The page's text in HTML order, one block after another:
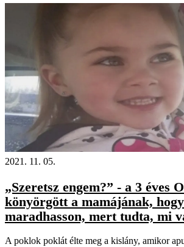
2021. 11. 05.
„Szeretsz engem?” - a 3 éves
könyörgött a mamájának,
maradhasson, mert tudta, mi
A poklok poklát élte meg a kislány, amikor